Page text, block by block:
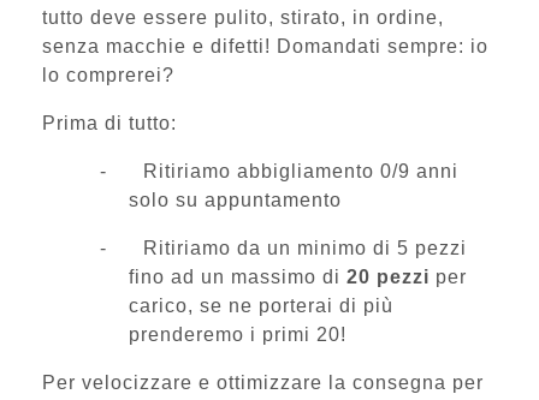
tutto deve essere pulito, stirato, in ordine,
senza macchie e difetti! Domandati sempre: io
lo comprerei?
Prima di tutto:
-
Ritiriamo abbigliamento 0/9 anni
solo su appuntamento
-
Ritiriamo da un minimo di 5 pezzi
fino ad un massimo di 20 pezzi per
carico, se ne porterai di più
prenderemo i primi 20!
Per velocizzare e ottimizzare la consegna per